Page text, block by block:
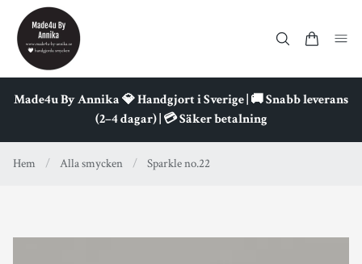
Made4u By Annika 💎 Handgjort i Sverige | 🚚 Snabb leverans
(2–4 dagar) | 💳 Säker betalning
Hem / Alla smycken / Sparkle no.22